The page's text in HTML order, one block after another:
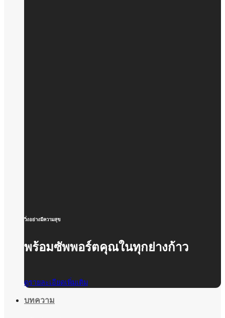
วิ่งอย่างมีความสุข
พร้อมซัพพอร์ตคุณในทุกย่างก้าว
ดูรายละเอียดเพิ่มเติม
บทความ